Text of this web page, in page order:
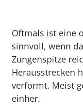
Oftmals ist eine
sinnvoll, wenn
Zungenspitze
Herausstrecken
verformt. Meist
einher.